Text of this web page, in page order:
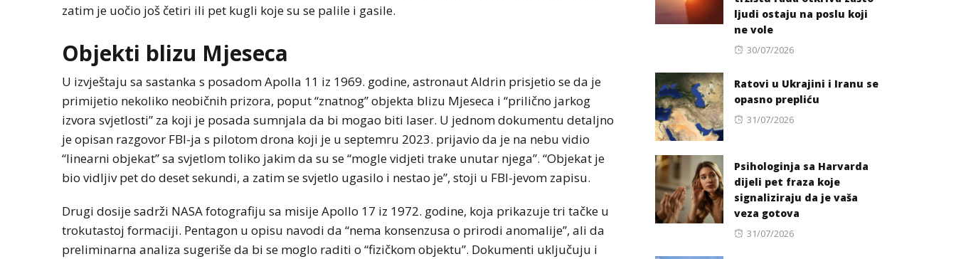
zatim je uočio još četiri ili pet kugli koje su se palile i gasile.
Objekti blizu Mjeseca
U izvještaju sa sastanka s posadom Apolla 11 iz 1969. godine, astronaut Aldrin prisjetio se da je
primijetio nekoliko neobičnih prizora, poput “znatnog” objekta blizu Mjeseca i “prilično jarkog
izvora svjetlosti” za koji je posada sumnjala da bi mogao biti laser. U jednom dokumentu detaljno
je opisan razgovor FBI-ja s pilotom drona koji je u septemru 2023. prijavio da je na nebu vidio
“linearni objekat” sa svjetlom toliko jakim da su se “mogle vidjeti trake unutar njega”. “Objekat je
bio vidljiv pet do deset sekundi, a zatim se svjetlo ugasilo i nestao je”, stoji u FBI-jevom zapisu.
Drugi dosije sadrži NASA fotografiju sa misije Apollo 17 iz 1972. godine, koja prikazuje tri tačke u
trokutastoj formaciji. Pentagon u opisu navodi da “nema konsenzusa o prirodi anomalije”, ali da
preliminarna analiza sugeriše da bi se moglo raditi o “fizičkom objektu”. Dokumenti uključuju i
ljudi ostaju na poslu koji
ne vole
Posted
30/07/2026
Ratovi u Ukrajini i Iranu se
opasno prepliću
Posted
31/07/2026
Psihologinja sa Harvarda
dijeli pet fraza koje
signaliziraju da je vaša
veza gotova
Posted
31/07/2026